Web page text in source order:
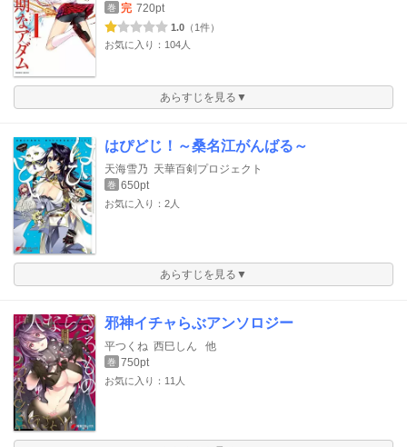
巻 完 720pt
1.0 （1件）
お気に入り：104人
あらすじを見る▼
はぴどじ！～桑名江がんばる～
天海雪乃 天華百剣プロジェクト
巻 650pt
お気に入り：2人
あらすじを見る▼
邪神イチャらぶアンソロジー
平つくね 西巳しん 他
巻 750pt
お気に入り：11人